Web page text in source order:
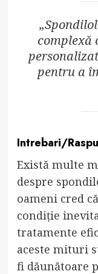
complexă
pentru a
Intrebari/
Există multe
despre
oameni cred
condiție
tratamente
aceste mituri
fi dăunătoare